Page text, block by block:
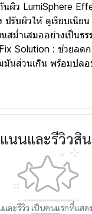
นผิว LumiSphere
ปรับผิวให้ ดูเรียบเนีย
สม่ำเสมออย่างเป็นธ
Solution : ช่วยลดก
นส่วนเกิน พร้อมปลอ
นนและรีวิวสิ
ละรีวิว เป็นคนแรกที่แสด